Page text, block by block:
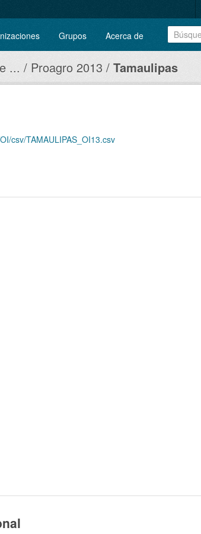
Grupos Acerca de
... Proagro 2013 Tamaulipas
csv/TAMAULIPAS_OI13.csv